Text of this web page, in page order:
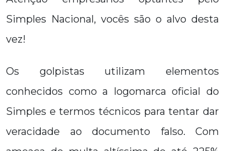
Simples Nacional, vocês são o alvo desta
vez!
Os golpistas utilizam elementos
conhecidos como a logomarca oficial do
Simples e termos técnicos para tentar dar
veracidade ao documento falso. Com